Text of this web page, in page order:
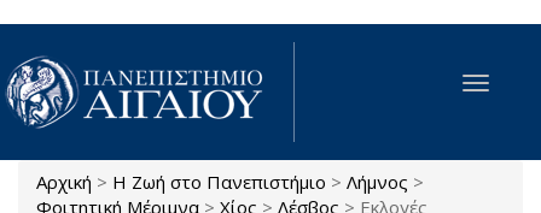
Παράκαμψη προς το κυρίως περιεχόμενο
Toggle
Αρχική > Η Ζωή στο Πανεπιστήμιο > Λήμνος >
Φοιτητική Μέριμνα > Χίος > Λέσβος > Εκλογές